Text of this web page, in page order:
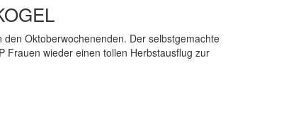
Oktoberwochenenden. Der selbstgemachte
Frauen wieder einen tollen Herbstausflug zur